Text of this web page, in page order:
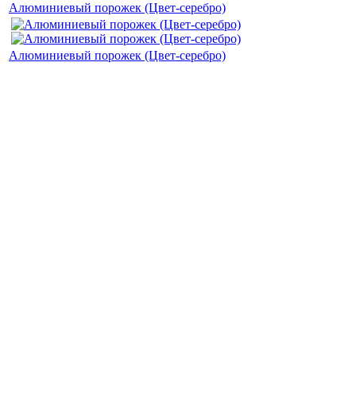
Алюминиевый порожек (Цвет-серебро)
Алюминиевый порожек (Цвет-серебро)